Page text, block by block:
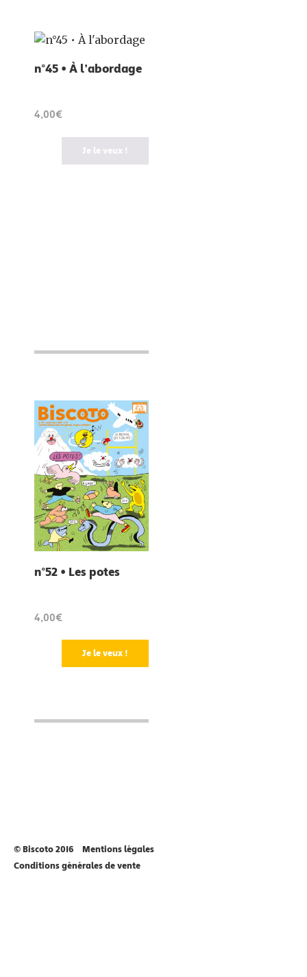
n°45 • À l’abordage
4,00€
Je le veux !
n°52 • Les potes
4,00€
Je le veux !
© Biscoto 2016
Mentions légales
Conditions générales de vente